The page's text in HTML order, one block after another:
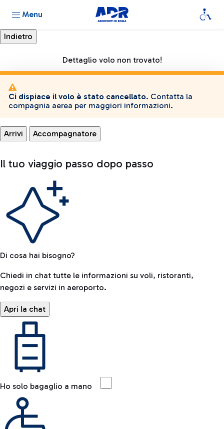
Menu
Dettaglio volo non trovato!
Ci dispiace il volo è stato cancellato. Contatta la
compagnia aerea per maggiori informazioni.
Arrivi Accompagnatore
Il tuo viaggio passo dopo passo
Di cosa hai bisogno?
Chiedi in chat tutte le informazioni su voli, ristoranti,
negozi e servizi in aeroporto.
Apri la chat
Ho solo bagaglio a mano